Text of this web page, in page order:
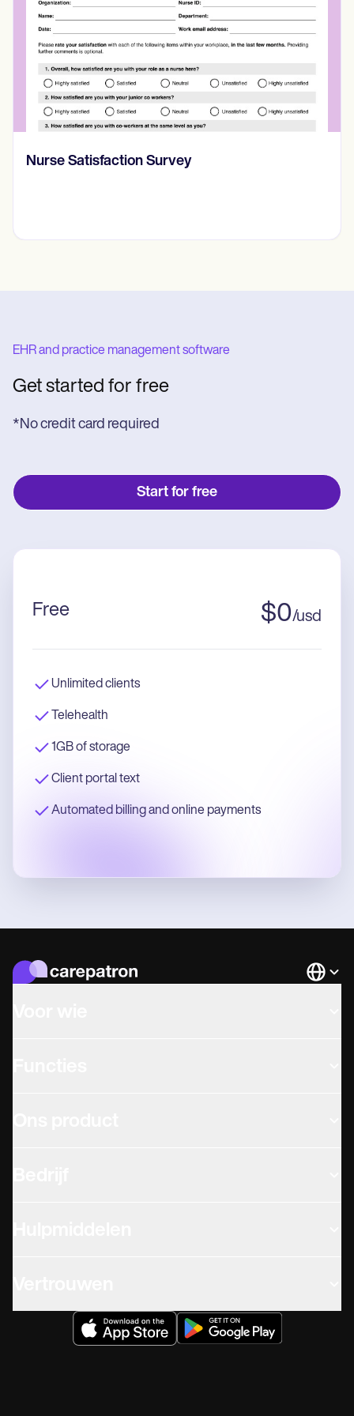
Nurse Satisfaction Survey
EHR and practice management software
Get started for free
*No credit card required
Start for free
Free $0/usd
Unlimited clients
Telehealth
1GB of storage
Client portal text
Automated billing and online payments